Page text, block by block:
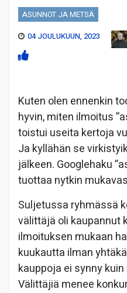
ASUNNOT JA METSÄ
04 JOULUKUUN, 2023
Kuten olen ennenkin
hyvin, miten ilmoitus
toistui useita kertoja
Ja kyllähän se
jälkeen. Googlehaku
tuottaa nytkin
Suljetussa ryhmässä
välittäjä oli kaupannut
ilmoituksen mukaan
kuukautta ilman
kauppoja ei synny
Välittäjiä menee